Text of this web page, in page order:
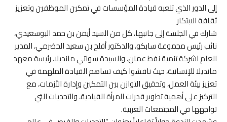
إلى الدور الذي تلعبه قيادة المؤسسات في تمكين الموظفين وتعزيز
ثقافة الابتكار
شارك في الجلسة إلى جانبها، كل من السيد أيمن بن حمد البوسعيدي،
نائب رئيس مجموعة سابكو، والدكتور أفلح بن سعيد الحضرمي، المدير
العام لشركة تنمية نفط عمان، والسيدة سواتي مانديلا، رئيسة معهد
مانديلا للإنسانية، حيث ناقشوا كيف تساهم القيادة الملهمة في
تعزيز بيئة العمل، وتحقيق التوازن بين التمكين وإدارة الأزمات، مع
التركيز على أهمية تطوير قدرات المرأة القيادية، والتحديات التي
تواجهها في المجتمعات العربية.